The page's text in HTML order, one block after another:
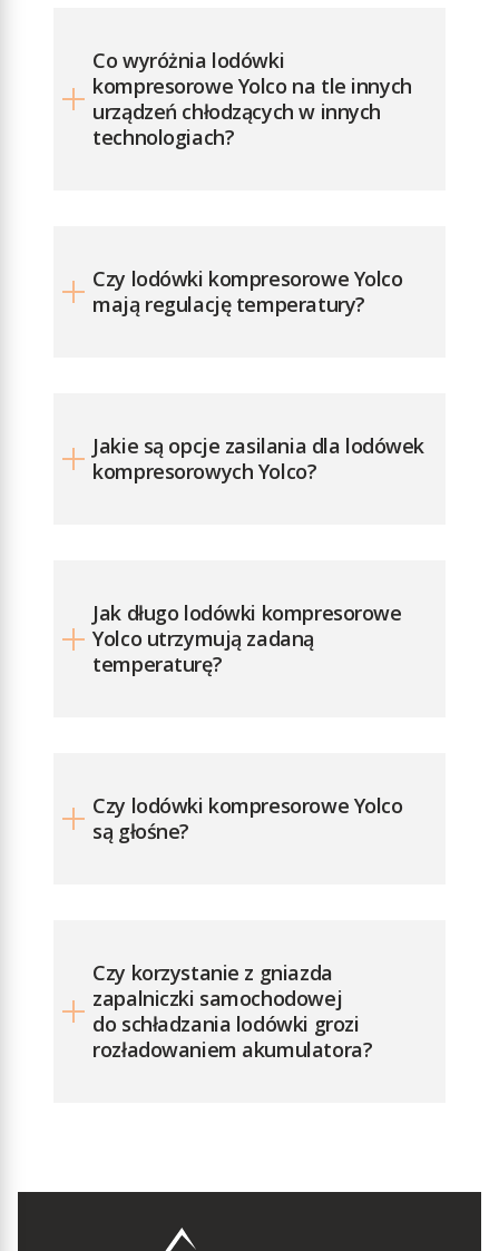
Temperatura
otoczenia:
od +10°C
Czynnik
chłodniczy:
5.0 (zasięg
działania
2480 MHz
Maksymalna
555 × 400 mm
Co wyróżnia lodówki
kompresorowe Yolco na tle innych
urządzeń chłodzących w innych
technologiach?
Czy lodówki kompresorowe Yolco
mają regulację temperatury?
Jakie są opcje zasilania dla lodówek
kompresorowych Yolco?
Jak długo lodówki kompresorowe
Yolco utrzymują zadaną
temperaturę?
Czy lodówki kompresorowe Yolco
są głośne?
Czy korzystanie z gniazda
zapalniczki samochodowej
do schładzania lodówki grozi
rozładowaniem akumulatora?